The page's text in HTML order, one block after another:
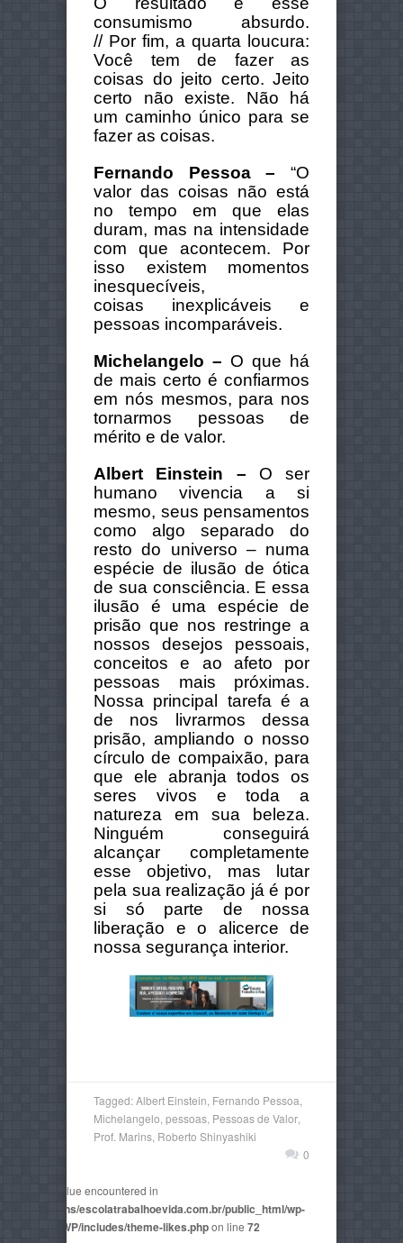
consumismo absurdo.
// Por fim, a quarta loucura:
Você tem de fazer as
coisas do jeito certo. Jeito
certo não existe. Não há
um caminho único para se
fazer as coisas.
Fernando Pessoa – “O
valor das coisas não está
no tempo em que elas
duram, mas na intensidade
com que acontecem. Por
isso existem momentos
inesquecíveis,
coisas inexplicáveis e
pessoas incomparáveis.
Michelangelo – O que há
de mais certo é confiarmos
em nós mesmos, para nos
tornarmos pessoas de
mérito e de valor.
Albert Einstein – O ser
humano vivencia a si
mesmo, seus pensamentos
como algo separado do
resto do universo – numa
espécie de ilusão de ótica
de sua consciência. E essa
ilusão é uma espécie de
prisão que nos restringe a
nossos desejos pessoais,
conceitos e ao afeto por
pessoas mais próximas.
Nossa principal tarefa é a
de nos livrarmos dessa
prisão, ampliando o nosso
círculo de compaixão, para
que ele abranja todos os
seres vivos e toda a
natureza em sua beleza.
Ninguém conseguirá
alcançar completamente
esse objetivo, mas lutar
pela sua realização já é por
si só parte de nossa
liberação e o alicerce de
nossa segurança interior.
Tagged:Albert Einstein Fernando Pessoa
Michelangelo pessoas Pessoas de Valor
Prof. Marins Roberto Shinyashiki
0
numeric value encountered in
domains/escolatrabalhoevida.com.br/public_html/wp-
AegaeusWP/includes/theme-likes.phpon line 72